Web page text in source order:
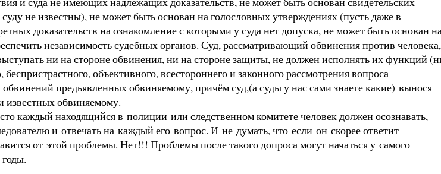
не известны), не может быть основан на голословных утверждениях (пусть даже в
доказательств на ознакомление с которыми у суда нет допуска, не может быть основан
независимостьсудебных органов. Суд, рассматривающий обвинения против человека,
ни настороне обвинения, ни настороне защиты, не должен исполнять их функций
объективного, всестороннего и законного рассмотрения вопроса
обвинений предьявленныхобвиняемому, причём суд,(а суды у нас сами знаете какие) вынося
известныхобвиняемому.
каждый находящийся в полиции или следственном комитете человек должен осознавать,
и отвечать на каждый его вопрос. И не думать, что если он скорее ответит
от этой проблемы. Нет!!! Проблемы после такого допроса могут начаться у самого